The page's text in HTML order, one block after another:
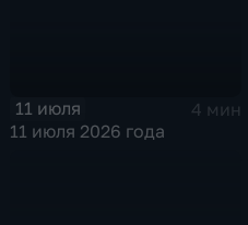
11 июля
4 мин
11 июля 2026 года